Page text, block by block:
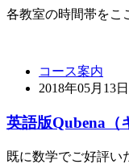
各教室の時間帯を
コース案内
2018年05月13日
英語版Qubena（
既に数学でご好評い